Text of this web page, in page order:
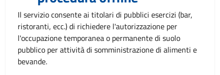
Il servizio consente ai titolari di pubblici esercizi (bar,
ristoranti, ecc.) di richiedere l'autorizzazione per
l'occupazione temporanea o permanente di suolo
pubblico per attività di somministrazione di alimenti e
bevande.